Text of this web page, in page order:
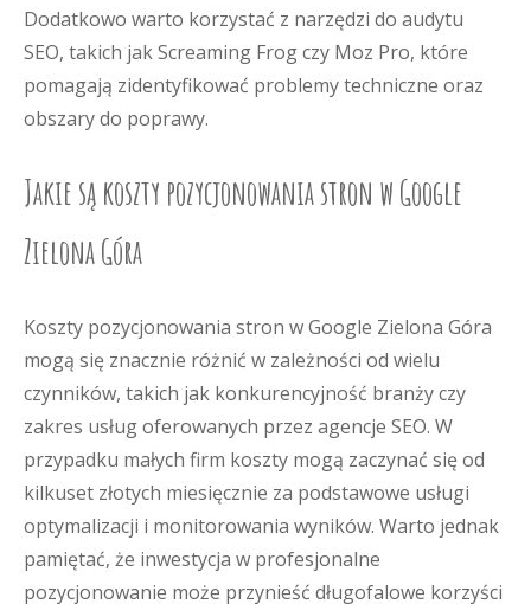
Dodatkowo warto korzystać z narzędzi do audytu
SEO, takich jak Screaming Frog czy Moz Pro, które
pomagają zidentyfikować problemy techniczne oraz
obszary do poprawy.
Jakie są koszty pozycjonowania stron w Google
Zielona Góra
Koszty pozycjonowania stron w Google Zielona Góra
mogą się znacznie różnić w zależności od wielu
czynników, takich jak konkurencyjność branży czy
zakres usług oferowanych przez agencje SEO. W
przypadku małych firm koszty mogą zaczynać się od
kilkuset złotych miesięcznie za podstawowe usługi
optymalizacji i monitorowania wyników. Warto jednak
pamiętać, że inwestycja w profesjonalne
pozycjonowanie może przynieść długofalowe korzyści